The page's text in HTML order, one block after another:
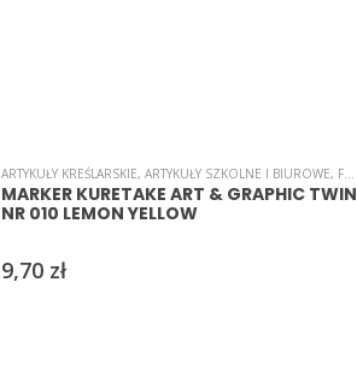
ARTYKUŁY KREŚLARSKIE, ARTYKUŁY SZKOLNE I BIUROWE, FLAMASTRY
MARKER KURETAKE ART & GRAPHIC TWIN
NR 010 LEMON YELLOW
9,70 zł